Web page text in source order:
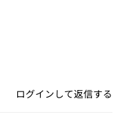
ログインして返信する